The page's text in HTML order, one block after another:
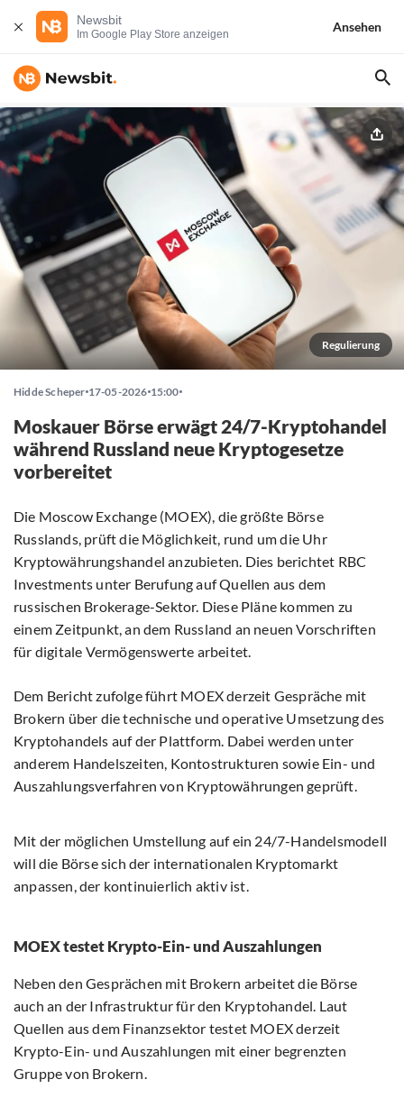
Newsbit
Im Google Play Store anzeigen
Ansehen
Regulierung
Hidde Scheper 17-05-2026 15:00
Moskauer Börse erwägt 24/7-Kryptohandel
während Russland neue Kryptogesetze
vorbereitet
Die Moscow Exchange (MOEX), die größte Börse
Russlands, prüft die Möglichkeit, rund um die Uhr
Kryptowährungshandel anzubieten. Dies berichtet RBC
Investments unter Berufung auf Quellen aus dem
russischen Brokerage-Sektor. Diese Pläne kommen zu
einem Zeitpunkt, an dem Russland an neuen Vorschriften
für digitale Vermögenswerte arbeitet.
Dem Bericht zufolge führt MOEX derzeit Gespräche mit
Brokern über die technische und operative Umsetzung des
Kryptohandels auf der Plattform. Dabei werden unter
anderem Handelszeiten, Kontostrukturen sowie Ein- und
Auszahlungsverfahren von Kryptowährungen geprüft.
Mit der möglichen Umstellung auf ein 24/7-Handelsmodell
will die Börse sich der internationalen Kryptomarkt
anpassen, der kontinuierlich aktiv ist.
MOEX testet Krypto-Ein- und Auszahlungen
Neben den Gesprächen mit Brokern arbeitet die Börse
auch an der Infrastruktur für den Kryptohandel. Laut
Quellen aus dem Finanzsektor testet MOEX derzeit
Krypto-Ein- und Auszahlungen mit einer begrenzten
Gruppe von Brokern.